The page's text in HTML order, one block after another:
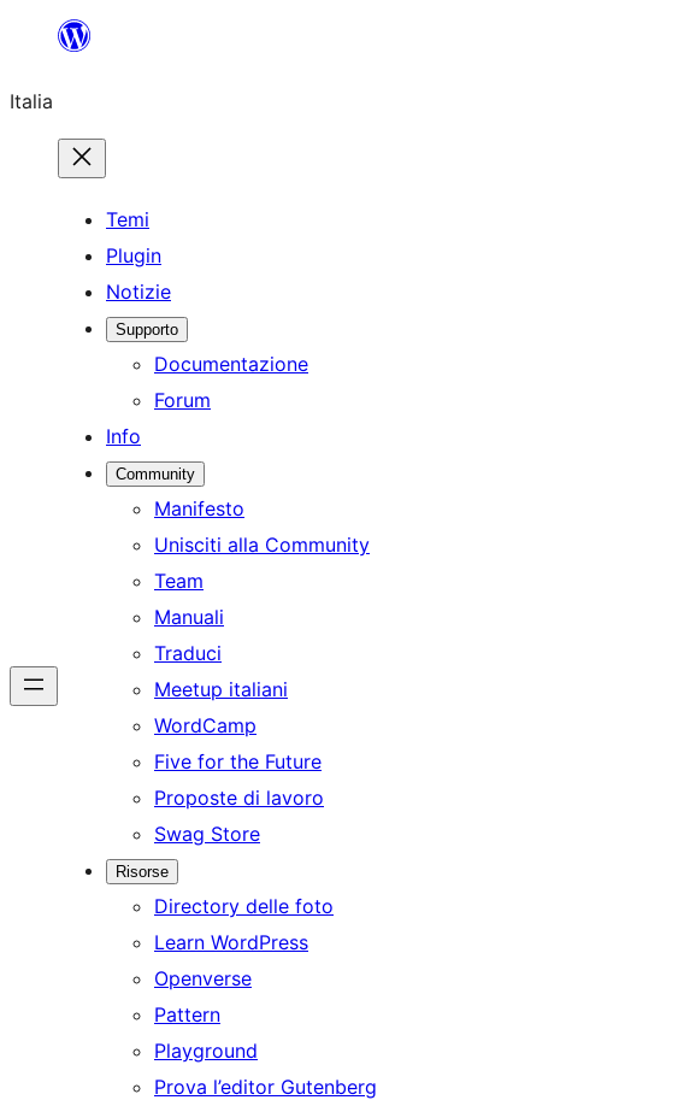
contenuto
Italia
Temi
Plugin
Notizie
Supporto
Documentazione
Forum
Info
Community
Manifesto
Unisciti alla Community
Team
Manuali
Traduci
Meetup italiani
WordCamp
Five for the Future
Proposte di lavoro
Swag Store
Risorse
Directory delle foto
Learn WordPress
Openverse
Pattern
Playground
Prova l’editor Gutenberg